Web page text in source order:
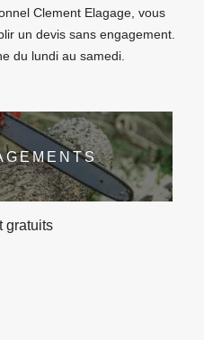
Clement Elagage, vous
un devis sans engagement.
du lundi au samedi.
gratuits